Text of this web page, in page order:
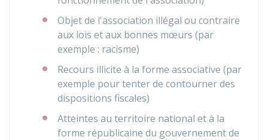
Objet de l'association illégal ou contraire
aux lois et aux bonnes mœurs (par
exemple : racisme)
Recours illicite à la forme associative (par
exemple pour tenter de contourner des
dispositions fiscales)
Atteintes au territoire national et à la
forme républicaine du gouvernement de